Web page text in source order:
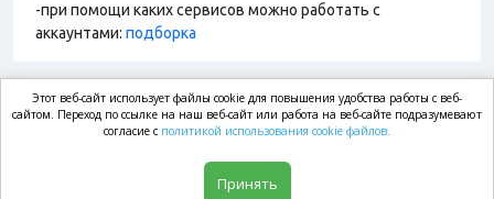
-при помощи каких сервисов можно работать с
аккаунтами: подборка
market.com
Этот веб-сайт использует файлы cookie для повышения удобства работы с веб-
сайтом. Переход по ссылке на наш веб-сайт или работа на веб-сайте подразумевают
согласие с политикой использования cookie файлов.
Принять